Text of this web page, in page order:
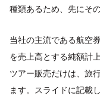
種類あるため、先にそ
当社の主流である航空
を売上高とする純額計
ツアー販売だけは、旅
ます。スライドに記載